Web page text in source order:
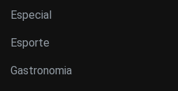
Especial
Esporte
Gastronomia